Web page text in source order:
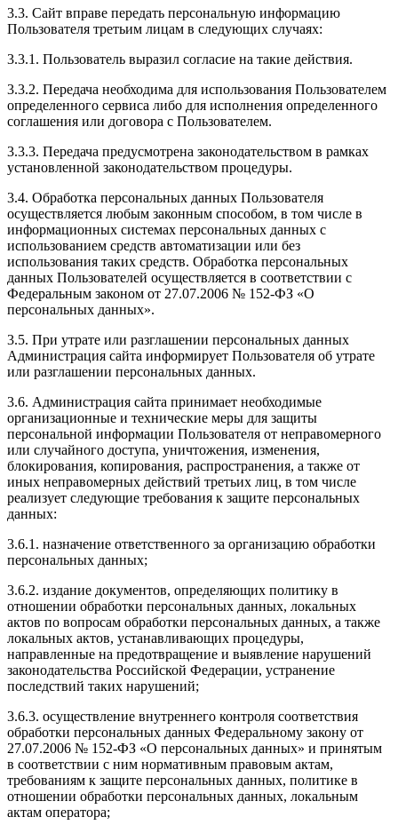
3.3. Сайт вправе передать персональную информацию
Пользователя третьим лицам в следующих случаях:
3.3.1. Пользователь выразил согласие на такие действия.
3.3.2. Передача необходима для использования Пользователем
определенного сервиса либо для исполнения определенного
соглашения или договора с Пользователем.
3.3.3. Передача предусмотрена законодательством в рамках
установленной законодательством процедуры.
3.4. Обработка персональных данных Пользователя
осуществляется любым законным способом, в том числе в
информационных системах персональных данных с
использованием средств автоматизации или без
использования таких средств. Обработка персональных
данных Пользователей осуществляется в соответствии с
Федеральным законом от 27.07.2006 № 152-ФЗ «О
персональных данных».
3.5. При утрате или разглашении персональных данных
Администрация сайта информирует Пользователя об утрате
или разглашении персональных данных.
3.6. Администрация сайта принимает необходимые
организационные и технические меры для защиты
персональной информации Пользователя от неправомерного
или случайного доступа, уничтожения, изменения,
блокирования, копирования, распространения, а также от
иных неправомерных действий третьих лиц, в том числе
реализует следующие требования к защите персональных
данных:
3.6.1. назначение ответственного за организацию обработки
персональных данных;
3.6.2. издание документов, определяющих политику в
отношении обработки персональных данных, локальных
актов по вопросам обработки персональных данных, а также
локальных актов, устанавливающих процедуры,
направленные на предотвращение и выявление нарушений
законодательства Российской Федерации, устранение
последствий таких нарушений;
3.6.3. осуществление внутреннего контроля соответствия
обработки персональных данных Федеральному закону от
27.07.2006 № 152-ФЗ «О персональных данных» и принятым
в соответствии с ним нормативным правовым актам,
требованиям к защите персональных данных, политике в
отношении обработки персональных данных, локальным
актам оператора;